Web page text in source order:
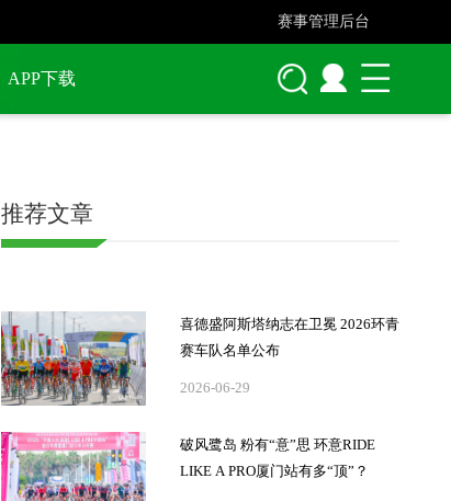
赛事管理后台
APP下载
推荐文章
喜德盛阿斯塔纳志在卫冕 2026环青
赛车队名单公布
2026-06-29
破风鹭岛 粉有“意”思 环意RIDE
LIKE A PRO厦门站有多“顶”？